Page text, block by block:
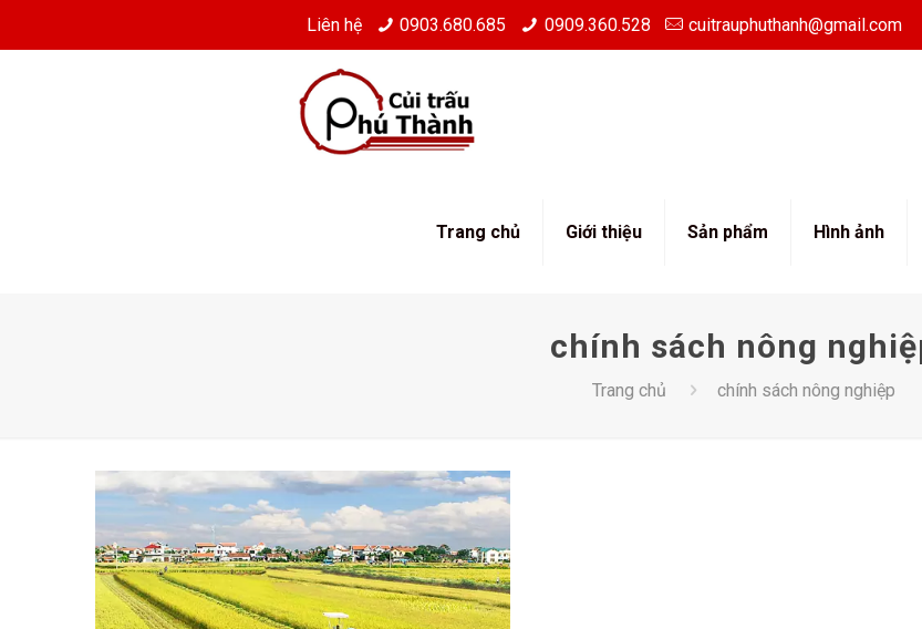
Liên hệ 0903.680.685 0909.360.528 cuitrauphuthanh@gmail.com
Trang chủ Giới thiệu Sản phẩm Hình ảnh
chính sách nông
Trang chủ chính sách nông nghiệp